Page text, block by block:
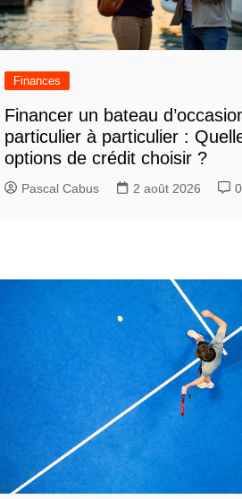
Finances
Financer un bateau
particulier à particulier :
options de crédit choisir ?
Pascal Cabus 2 août 2026 0